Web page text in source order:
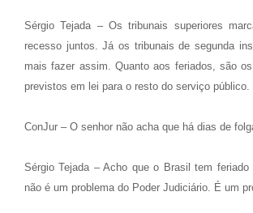
Sérgio Tejada – Os tribunais superiores
recesso juntos. Já os tribunais de segunda
mais fazer assim. Quanto aos feriados, são
previstos em lei para o resto do serviço público.
ConJur – O senhor não acha que há dias de
Sérgio Tejada – Acho que o Brasil tem
não é um problema do Poder Judiciário. É um